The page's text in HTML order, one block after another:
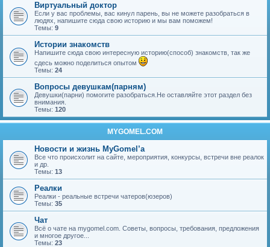
Виртуальный доктор
Если у вас проблемы, вас кинул парень, вы не можете разобраться в
людях, напишите сюда свою историю и мы вам поможем!
Темы: 9
Истории знакомств
Напишите сюда свою интересную историю(способ) знакомств, так же
сдесь можно поделиться опытом
Темы: 24
Вопросы девушкам(парням)
Девушки(парни) помогите разобраться.Не оставляйте этот раздел без
внимания.
Темы: 120
MYGOMEL.COM
Новости и жизнь MyGomel’a
Все что происхолит на сайте, мероприятия, конкурсы, встречи вне реалок
и др.
Темы: 13
Реалки
Реалки - реальные встречи чатеров(юзеров)
Темы: 35
Чат
Всё о чате на mygomel.com. Советы, вопросы, требования, предложения
и многое другое...
Темы: 23